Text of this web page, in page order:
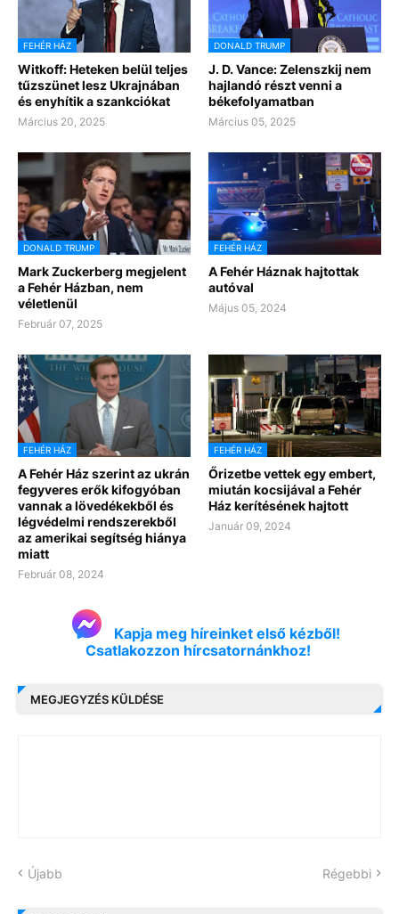
FEHÉR HÁZ
Witkoff: Heteken belül teljes
tűzszünet lesz Ukrajnában
és enyhítik a szankciókat
Március 20, 2025
DONALD TRUMP
J. D. Vance: Zelenszkij nem
hajlandó részt venni a
békefolyamatban
Március 05, 2025
DONALD TRUMP
Mark Zuckerberg megjelent
a Fehér Házban, nem
véletlenül
Február 07, 2025
FEHÉR HÁZ
A Fehér Háznak hajtottak
autóval
Május 05, 2024
FEHÉR HÁZ
A Fehér Ház szerint az ukrán
fegyveres erők kifogyóban
vannak a lövedékekből és
légvédelmi rendszerekből
az amerikai segítség hiánya
miatt
Február 08, 2024
FEHÉR HÁZ
Őrizetbe vettek egy embert,
miután kocsijával a Fehér
Ház kerítésének hajtott
Január 09, 2024
Kapja meg híreinket első kézből!
Csatlakozzon hírcsatornánkhoz!
MEGJEGYZÉS KÜLDÉSE
Újabb Régebbi